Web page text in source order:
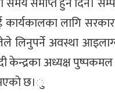
लागि सरकार
लिनुपर्ने अवस्था
अध्यक्ष
भएको छ।ु